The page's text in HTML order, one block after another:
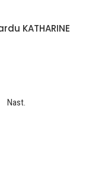
KATHARINE
Nast.